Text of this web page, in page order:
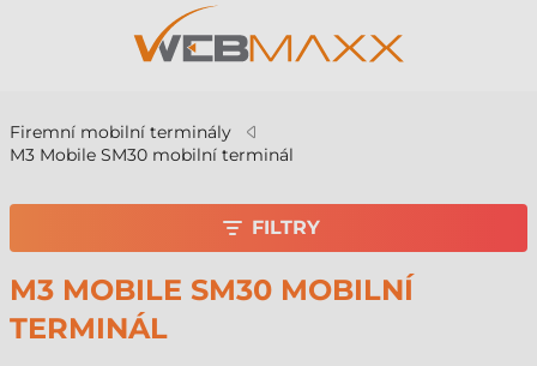
Firemní mobilní terminály
M3 Mobile SM30 mobilní terminál
M3 MOBILE SM30 MOBILNÍ
TERMINÁL
FILTRY